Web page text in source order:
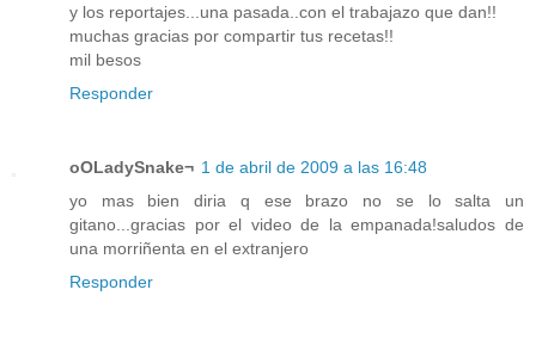
y los reportajes...una pasada..con el trabajazo que dan!!
muchas gracias por compartir tus recetas!!
mil besos
Responder
oOLadySnake¬ 1 de abril de 2009 a las 16:48
yo mas bien diria q ese brazo no se lo salta un
gitano...gracias por el video de la empanada!saludos de
una morriñenta en el extranjero
Responder